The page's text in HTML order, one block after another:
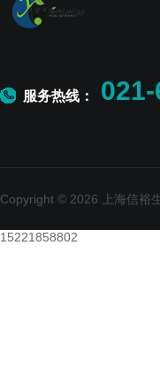
服务热线：
Copyright © 2026 上海信裕
15221858802